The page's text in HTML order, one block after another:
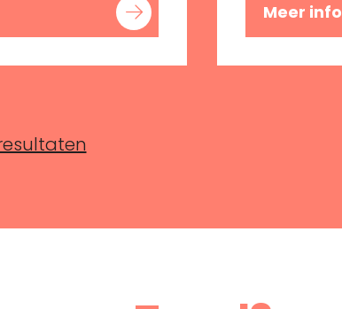
Meer info